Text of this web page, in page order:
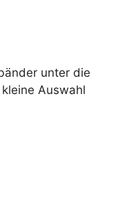
unter die
Auswahl